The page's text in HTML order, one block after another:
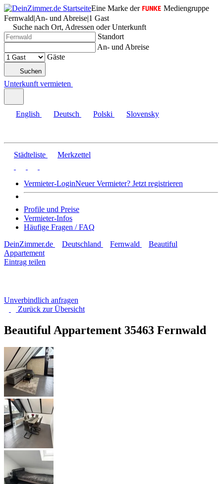
Eine Marke der
Mediengruppe
Fernwald|An- und Abreise|1 Gast
Suche nach Ort, Adressen oder Unterkunft
Standort
An- und Abreise
Gäste
Suchen
Unterkunft vermieten
English Deutsch Polski Slovensky
Städteliste Merkzettel
Vermieter-LoginNeuer Vermieter? Jetzt registrieren
Profile und Preise
Vermieter-Infos
Häufige Fragen / FAQ
DeinZimmer.de
Deutschland Fernwald
Beautiful
Appartement
Eintrag teilen
Unverbindlich anfragen
Zurück zurÜbersicht
Beautiful Appartement 35463 Fernwald